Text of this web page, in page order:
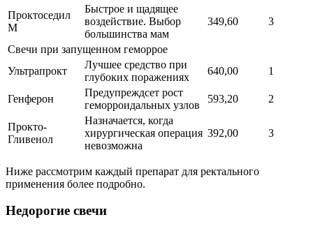
Проктоседил
М
Быстрое и щадящее
воздействие. Выбор
большинства мам
349,60 3
Свечи при запущенном геморрое
Ультрапрокт
Лучшее средство при
глубоких поражениях
640,00 1
Генферон
Предупреждсет рост
геморроидальных узлов
593,20 2
Прокто-
Гливенол
Назначается, когда
хирургическая операция
невозможна
392,00 3
Ниже рассмотрим каждый препарат для ректального
применения более подробно.
Недорогие свечи